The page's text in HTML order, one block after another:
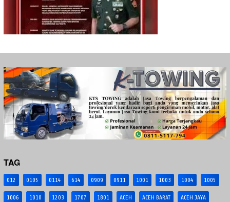
TAG
012 0105 0114 614 0909 0911 1001 1003 1004 1005
1006 1010 1203 1707 1801 ACEH ACEH BARAT ACEH JAYA